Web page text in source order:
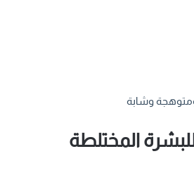
ومتوهجة وشابة
المختلطة